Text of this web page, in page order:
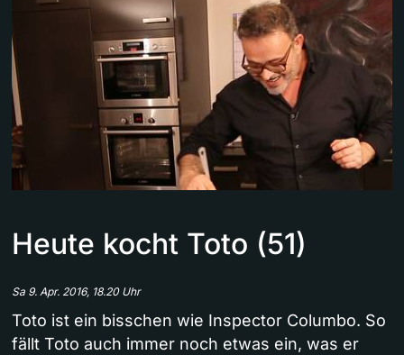
Heute kocht Toto (51)
Sa 9. Apr. 2016, 18.20 Uhr
Toto ist ein bisschen wie Inspector Columbo. So
fällt Toto auch immer noch etwas ein, was er